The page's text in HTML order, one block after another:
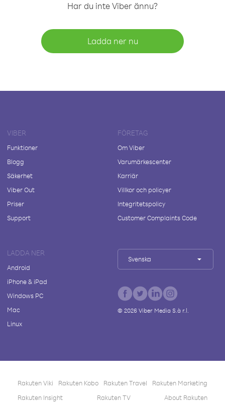
Har du inte Viber ännu?
Ladda ner nu
VIBER
Funktioner
Blogg
Säkerhet
Viber Out
Priser
Support
FÖRETAG
Om Viber
Varumärkescenter
Karriär
Villkor och policyer
Integritetspolicy
Customer Complaints Code
LADDA NER
Android
iPhone & iPad
Windows PC
Mac
Linux
Svenska
© 2026Viber Media S.à r.l.
Rakuten Viki Rakuten Kobo Rakuten Travel
Rakuten Marketing
Rakuten Insight
Rakuten TV About Rakuten